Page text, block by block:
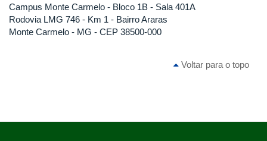
Campus Monte Carmelo - Bloco 1B - Sala 401A
Rodovia LMG 746 - Km 1 - Bairro Araras
Monte Carmelo - MG - CEP 38500-000
Voltar para o topo